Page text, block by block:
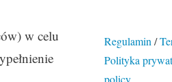
w celu
Regulamin/
Polityka